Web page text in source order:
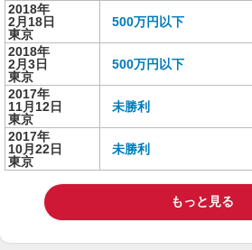
2018年
2月18日
東京
500万円以下
2018年
2月3日
東京
500万円以下
2017年
11月12日
東京
未勝利
2017年
10月22日
東京
未勝利
もっと見る